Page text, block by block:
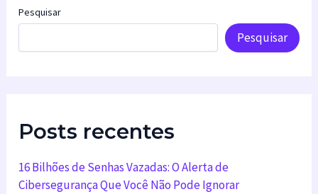
Pesquisar
Pesquisar
Posts recentes
16 Bilhões de Senhas Vazadas: O Alerta de
Cibersegurança Que Você Não Pode Ignorar